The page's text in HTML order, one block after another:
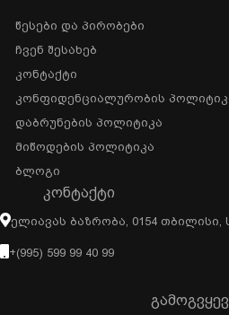
Წესები Და Პირობები
Ჩვენ Შესახებ
Კონტაქტი
Კონფიდენციალურობის
Დაბრუნების Პოლიტიკა
Მიწოდების Პოლიტიკა
Ბლოგი
ᲙᲝᲜᲢᲐᲥᲢᲘ
Ელიავას Ბაზრობა, 0154
+(995) 599 99 40 99